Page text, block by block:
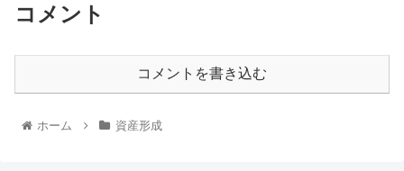
コメント
コメントを書き込む
ホーム 資産形成